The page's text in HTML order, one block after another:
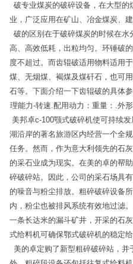
破专业煤炭的破碎设备，在大型
业，广泛应用在矿山、冶金煤炭、
破的区别在于破碎煤炭的时候在
高、高效低耗，出粒均匀。环锤破
度不超过。而齿辊破适用物料适用
煤、无烟煤、褐煤及煤矸石，也可
石等。下面介绍一下齿辊破的具体
理能力-转速.配用动力：重量：.外
美邦卓c-100颚式破碎机使可持续
湖沿岸的著名旅游区内经营一个全
任务。然而，作为意大利领先的石
的采石业成为现实。在美的卓的帮
碎破碎站。因此，公司的采石场具
的噪音与粉尘排放。粗碎破碎设备
内，粉尘也被排风系统有效地过滤
一条长达米的漏斗矿井，开采的石
式给料机可确保鄂式破碎机的稳定
美的卓定购了新型粗碎破碎站，